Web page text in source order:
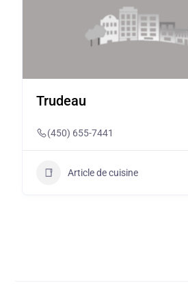
Trudeau
(450) 655-7441
Article de cuisine